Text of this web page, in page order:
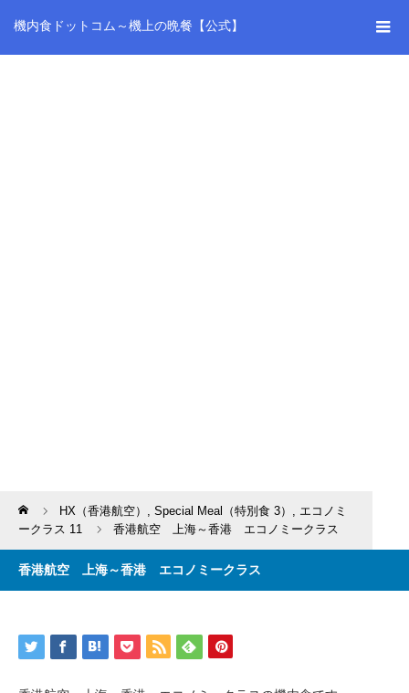
機内食ドットコム～機上の晩餐【公式】
Home HX（香港航空） , Special Meal（特別食 3） , エコノミ
ークラス 11
香港航空 上海～香港 エコノミークラス
香港航空 上海～香港 エコノミークラス